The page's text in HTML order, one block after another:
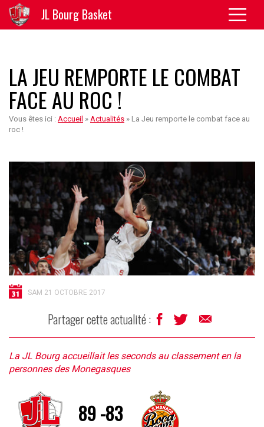
JL Bourg Basket
LA JEU REMPORTE LE COMBAT
FACE AU ROC !
Vous êtes ici : Accueil » Actualités » La Jeu remporte le combat face au
roc !
SAM 21 OCTOBRE 2017
Partager cette actualité :
La JL Bourg accueillait les seconds au classement en la
personnes des Monegasques
89 -83